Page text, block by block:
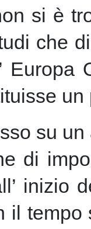
si è
che
un
su
di
inizio
il tempo